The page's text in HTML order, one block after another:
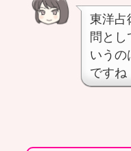
東洋占
問とし
いうの
ですね